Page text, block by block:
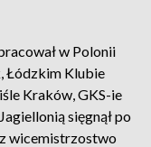
w Polonii
Łódzkim Klubie
Kraków, GKS-ie
sięgnął po
wicemistrzostwo